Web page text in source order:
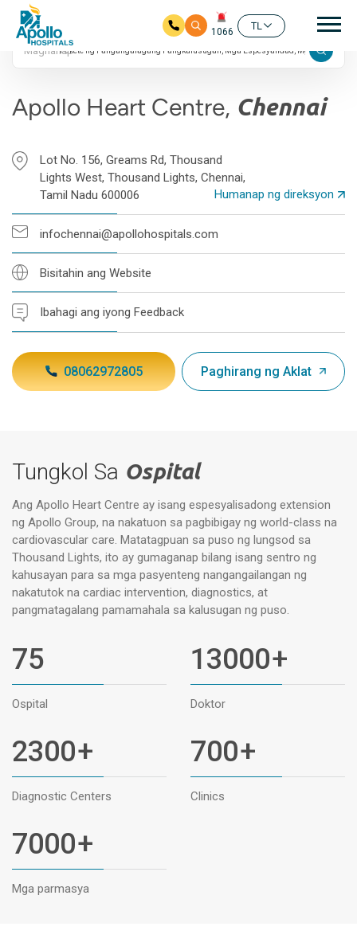
Skip to main content
1066
TL
4.3 Rating ng Google
Maghanap
Apollo Heart Centre, Chennai
Lot No. 156, Greams Rd, Thousand
Lights West, Thousand Lights, Chennai,
Tamil Nadu 600006
Humanap ng direksyon
infochennai@apollohospitals.com
Bisitahin ang Website
Ibahagi ang iyong Feedback
08062972805 Paghirang ng Aklat
Tungkol Sa Ospital
Ang Apollo Heart Centre ay isang espesyalisadong extension
ng Apollo Group, na nakatuon sa pagbibigay ng world-class na
cardiovascular care. Matatagpuan sa puso ng lungsod sa
Thousand Lights, ito ay gumaganap bilang isang sentro ng
kahusayan para sa mga pasyenteng nangangailangan ng
nakatutok na cardiac intervention, diagnostics, at
pangmatagalang pamamahala sa kalusugan ng puso.
75
Ospital
13000+
Doktor
2300+
Diagnostic Centers
700+
Clinics
7000+
Mga parmasya